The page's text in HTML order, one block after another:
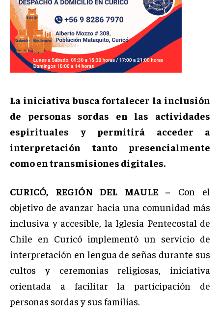
La iniciativa busca fortalecer la inclusión
de personas sordas en las actividades
espirituales y permitirá acceder a
interpretación tanto presencialmente
como en transmisiones digitales.
CURICÓ, REGIÓN DEL MAULE – Con el
objetivo de avanzar hacia una comunidad más
inclusiva y accesible, la Iglesia Pentecostal de
Chile en Curicó implementó un servicio de
interpretación en lengua de señas durante sus
cultos y ceremonias religiosas, iniciativa
orientada a facilitar la participación de
personas sordas y sus familias.